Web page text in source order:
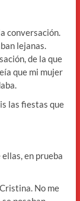
conversación.
lejanas.
de la que
que mi mujer
las fiestas que
en prueba
No me